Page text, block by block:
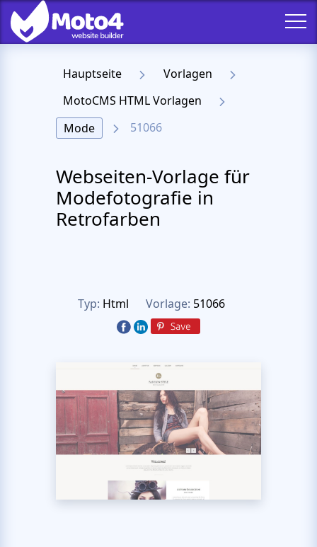
Hauptseite
Vorlagen
MotoCMS HTML Vorlagen
Mode
51066
Webseiten-Vorlage für
Modefotografie in
Retrofarben
Typ: Html Vorlage: 51066